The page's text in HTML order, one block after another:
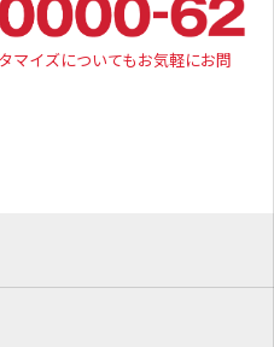
マイズについてもお気軽にお問